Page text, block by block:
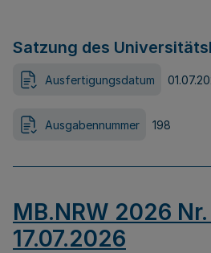
Satzung des
Ausfertigungsdatum
Ausgabennummer 198
MB.NRW 2026
17.07.2026